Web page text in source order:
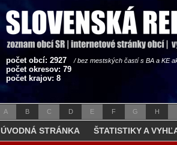
počet obcí: 2927 / bez mestských častí s BA a KE
počet okresov: 79
počet krajov: 8
A B C D E F G H
ÚVODNÁ STRÁNKA ŠTATISTIKY A